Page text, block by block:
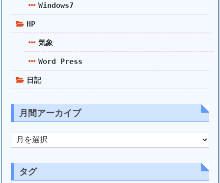
Windows7
HP
気象
Word Press
日記
月間アーカイブ
月
間
ア
タグ